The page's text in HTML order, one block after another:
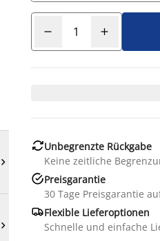


Unbegrenzte Rückgabe
Keine zeitliche
Preisgarantie
30 Tage Preisgarantie
Flexible Lieferoptionen
Schnelle und einfache